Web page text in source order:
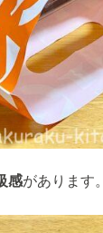
感があります。